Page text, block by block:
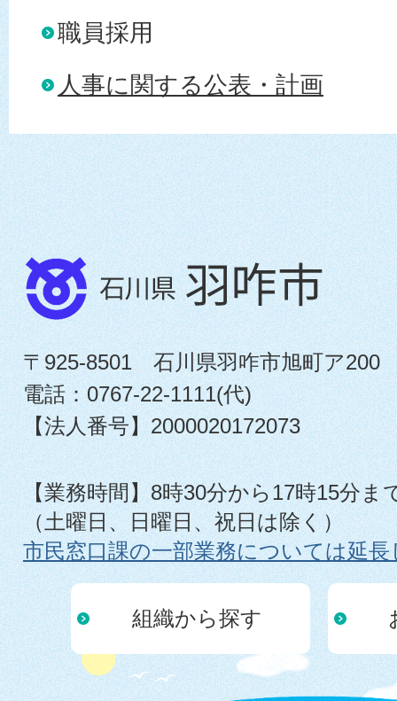
職員採用
人事に関する公表・計画
〒925-8501 石川県羽咋市旭町ア200
電話：0767-22-1111(代)
【法人番号】2000020172073
【業務時間】8時30分から17時15分ま
（土曜日、日曜日、祝日は除く）
市民窓口課の一部業務については延
組織から探す